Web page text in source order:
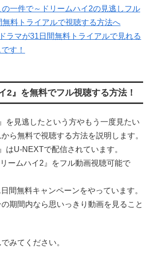
一件で～ドリームハイ2の見逃しフル
料トライアルで視聴する方法へ
マが31日間無料トライアルで見れる
す！
2』を無料でフル視聴する方法！
を見逃したという方やもう一度見たい
ら無料で視聴する方法を説明します。
はU-NEXTで配信されています。
ームハイ2』をフル動画視聴可能で
間無料キャンペーンをやっています。
期間内なら思いっきり動画を見ること
みてください。